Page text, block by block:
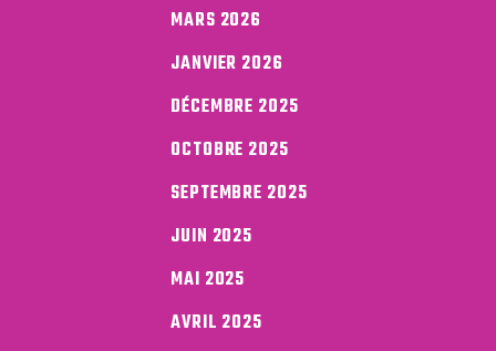
MARS 2026
JANVIER 2026
DÉCEMBRE 2025
OCTOBRE 2025
SEPTEMBRE 2025
JUIN 2025
MAI 2025
AVRIL 2025